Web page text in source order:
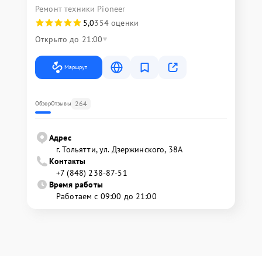
Ремонт техники Pioneer
5,0354 оценки
Открыто до 21:00
Маршрут
ОбзорОтзывы 264
Адрес
г. Тольятти, ул. Дзержинского, 38А
Контакты
+7 (848) 238-87-51
Время работы
Работаем с 09:00 до 21:00